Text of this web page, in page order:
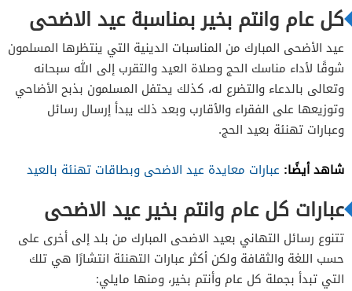
كل عام وانتم بخير بمناسبة عيد الاضحى
عيد الأضحى المبارك من المناسبات الدينية التي ينتظرها المسلمون
شوقًا لأداء مناسك الحج وصلاة العيد والتقرب إلى الله سبحانه
وتعالى بالدعاء والتضرع له، كذلك يحتفل المسلمون بذبح الأضاحي
وتوزيعها على الفقراء والأقارب وبعد ذلك يبدأ إرسال رسائل
وعبارات تهنئة بعيد الحج.
شاهد أيضًا: عبارات معايدة عيد الاضحى وبطاقات تهنئة بالعيد
عبارات كل عام وانتم بخير عيد الاضحى
تتنوع رسائل التهاني بعيد الاضحى المبارك من بلد إلى أخرى على
حسب اللغة والثقافة ولكن أكثر عبارات التهنئة انتشارًا هي تلك
التي تبدأ بجملة كل عام وأنتم بخير، ومنها مايلي: